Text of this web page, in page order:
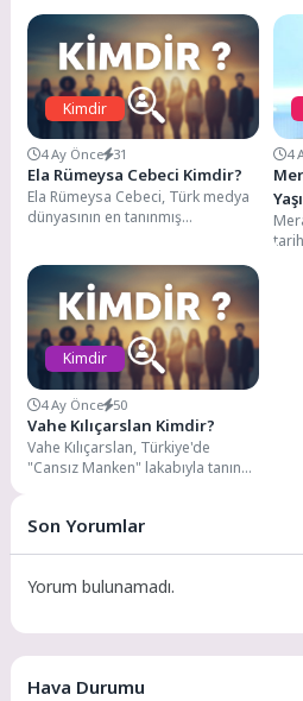
Kimdir
4 Ay Önce 31
Ela Rümeysa Cebeci Kimdir?
Ela Rümeysa Cebeci, Türk medya
dünyasının en tanınmış
spikerliğine,...
4
Kimdir
4 Ay Önce 50
Vahe Kılıçarslan Kimdir?
Vahe Kılıçarslan, Türkiye'de
"Cansız Manken" lakabıyla tanınan
Son Yorumlar
Yorum bulunamadı.
Hava Durumu